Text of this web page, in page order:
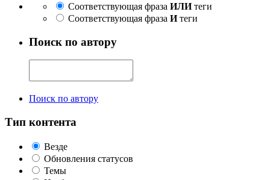
Соответствующая фраза ИЛИтеги
Соответствующая фраза Итеги
Поиск по автору
Поиск по автору
Тип контента
Везде
Обновления статусов
Темы